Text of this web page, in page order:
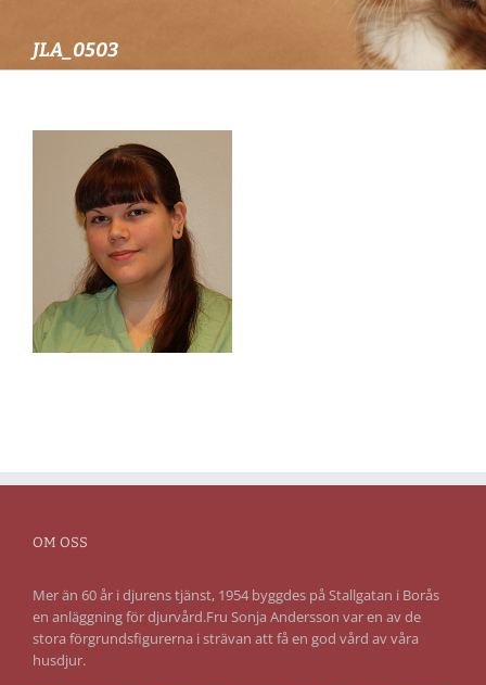
JLA_0503
OM OSS
Mer än 60 år i djurens tjänst, 1954 byggdes på Stallgatan i Borås
en anläggning för djurvård.Fru Sonja Andersson var en av de
stora förgrundsfigurerna i strävan att få en god vård av våra
husdjur.